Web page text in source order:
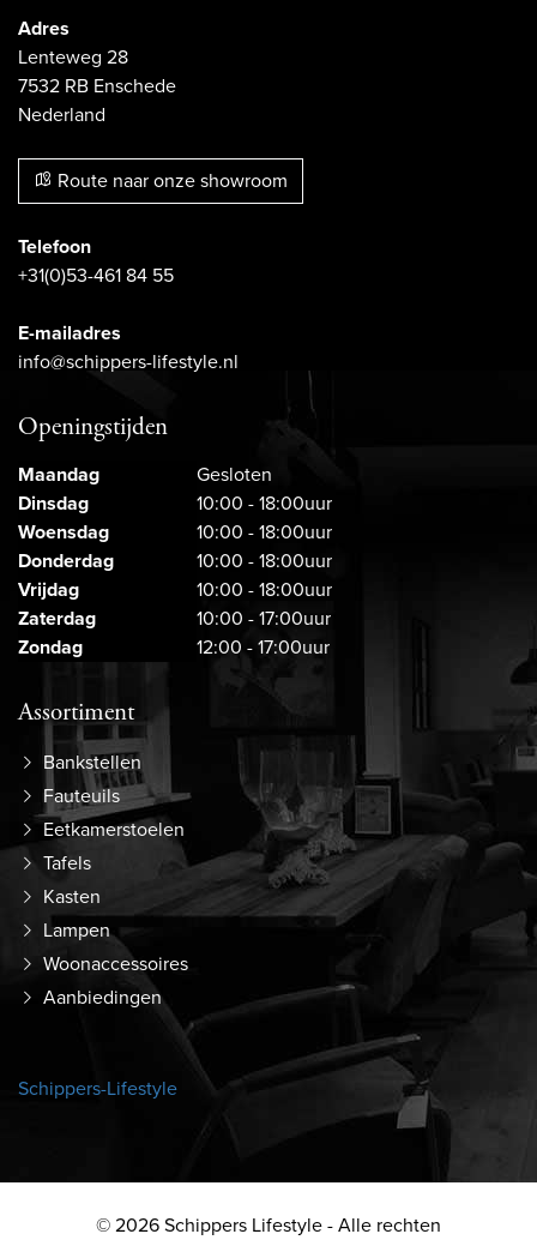
Adres
Lenteweg 28
7532 RB Enschede
Nederland
Route naar onze showroom
Telefoon
+31(0)53-461 84 55
E-mailadres
info@schippers-lifestyle.nl
Openingstijden
Maandag
Gesloten
Dinsdag
10:00 - 18:00uur
Woensdag
10:00 - 18:00uur
Donderdag
10:00 - 18:00uur
Vrijdag
10:00 - 18:00uur
Zaterdag
10:00 - 17:00uur
Zondag
12:00 - 17:00uur
Assortiment
Bankstellen
Fauteuils
Eetkamerstoelen
Tafels
Kasten
Lampen
Woonaccessoires
Aanbiedingen
Schippers-Lifestyle
© 2026 Schippers Lifestyle - Alle rechten